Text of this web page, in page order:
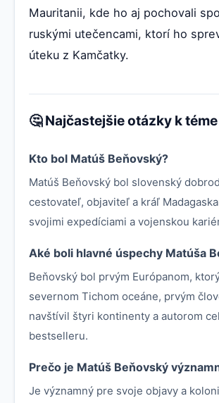
Mauritanii, kde ho aj pochovali
ruskými utečencami, ktorí ho
úteku z Kamčatky.
🤔 Najčastejšie otázky k téme
Kto bol Matúš Beňovský?
Matúš Beňovský bol slovenský
cestovateľ, objaviteľ a kráľ
svojimi expedíciami a vojenskou
Aké boli hlavné úspechy Matúša
Beňovský bol prvým Európanom,
severnom Tichom oceáne, prvým
navštívil štyri kontinenty a autorom
bestselleru.
Prečo je Matúš Beňovský
Je významný pre svoje objavy a